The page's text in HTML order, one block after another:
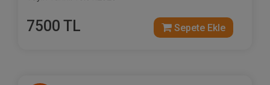
7500 TL Sepete Ekle